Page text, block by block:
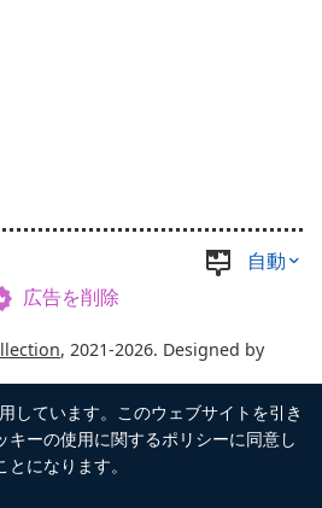
自動
広告を削除
, 2021-2026. Designed by
FINAL LEVEL.
バシー チェストのマスター
しています。このウェブサイトを引き
キーの使用に関するポリシーに同意し
とになります。